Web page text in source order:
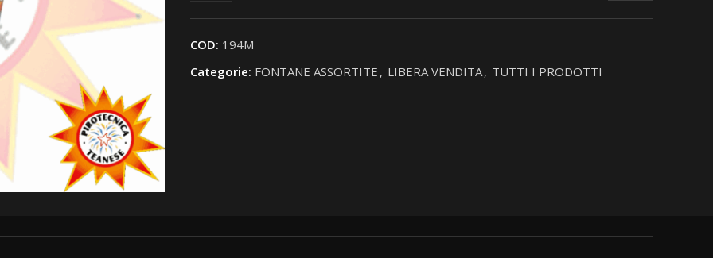
COD: 194M
Categorie: FONTANE ASSORTITE , LIBERA VENDITA, TUTTI I PRODOTTI